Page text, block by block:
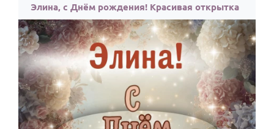
Открытки
Стихи и тексты
ПРАЗДНИКИ
С Днем рождения
Юбилей
Свадьба
ОТЗЫВЫ
Элина, с Днём рождения! Красивая открытка